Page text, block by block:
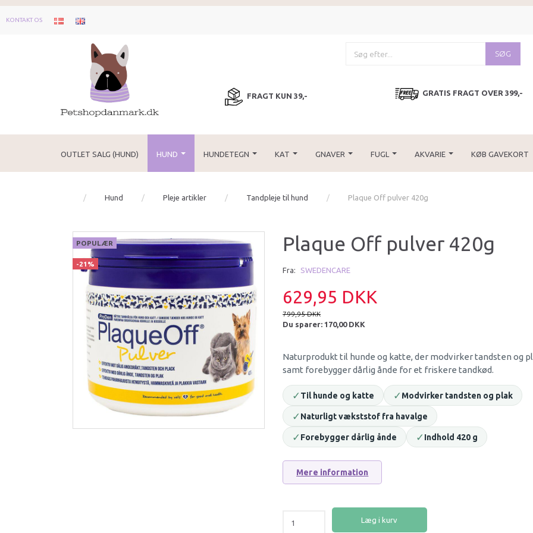
KONTAKT OS
SØG
FRAGT KUN 39,- GRATIS FRAGT OVER 399,-
OUTLET SALG (HUND) HUND HUNDETEGN KAT GNAVER FUGL AKVARIE KØB GAVEKORT
Hund Pleje artikler Tandpleje til hund Plaque Off pulver 420g
POPULÆR
-21%
Plaque Off pulver 420g
Fra: SWEDENCARE
629,95 DKK
799,95 DKK
Du sparer:170,00 DKK
Naturprodukt til hunde og katte, der modvirker tandsten og
samt forebygger dårlig ånde for et friskere tandkød.
✓Til hunde og katte ✓Modvirker tandsten og plak
✓Naturligt vækststof fra havalge
✓Forebygger dårlig ånde ✓Indhold 420 g
Mere information
Læg i kurv
FUGLELEGETØJ 4 GITTERBOLDE
MED KÆDE OG KLOK
24,95 DKK 129,95 DKK